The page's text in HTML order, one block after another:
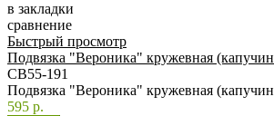
в закладки
сравнение
Быстрый просмотр
Подвязка "Вероника" кружевная
СВ55-191
Подвязка "Вероника" кружевная
595 р.